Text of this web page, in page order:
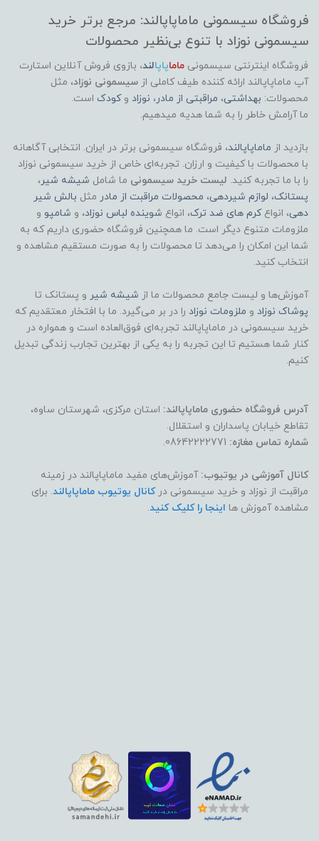
فروشگاه سیسمونی ماماپاپالند: مرجع برتر خرید
سیسمونی نوزاد با تنوع بی‌نظیر محصولات
فروشگاه اینترنتی سیسمونی ماماپاپالند، بازوی فروش آنلاین استارت
آپ ماماپاپالند ارائه کننده طیف کاملی از سیسمونی نوزاد، مثل
محصولات: بهداشتی، مراقبتی از مادر ، نوزاد وکودک است.
ما آرامش خاطر را به شما هدیه میدهیم.
بازدید از ماماپاپالند، فروشگاه سیسمونی برتر در ایران. انتخابی آگاهانه
با محصولات با کیفیت و ارزان. تجربه‌ای خاص از خرید سیسمونی نوزاد
را با ما تجربه کنید. لیست خرید سیسمونی ما شامل شیشه شیر ،
پستانک، لوازم شیردهی، محصولات مراقبت از مادر مثل بالش شیر
دهی، انواعکرم های ضد ترک، انواع شوینده لباس نوزاد، و شامپو و
ملزومات متنوع دیگر است. ما همچنین فروشگاه حضوری داریم که به
شما این امکان را می‌دهد تا محصولات را به صورت مستقیم مشاهده و
انتخاب کنید.
آموزش‌ها و لیست جامع محصولات ما از شیشه شیر و پستانک تا
پوشاک نوزاد و ملزومات نوزاد را در بر می‌گیرد. ما با افتخار معتقدیم که
خرید سیسمونی در ماماپاپالند تجربه‌ای فوق‌العاده است و همواره در
کنار شما هستیم تا این تجربه را به یکی از بهترین تجارب زندگی تبدیل
کنیم.
آدرس فروشگاه حضوری ماماپاپالند: استان مرکزی، شهرستان ساوه،
تقاطع خیابان پاسداران و استقلال.
شماره تماس مغازه:
کانال آموزشی در یوتیوب: آموزش‌های مفید ماماپاپالند در زمینه
مراقبت از نوزاد و خرید سیسمونی درکانال یوتیوب ماماپاپالند. برای
مشاهده آموزش ها اینجا را کلیک کنید.